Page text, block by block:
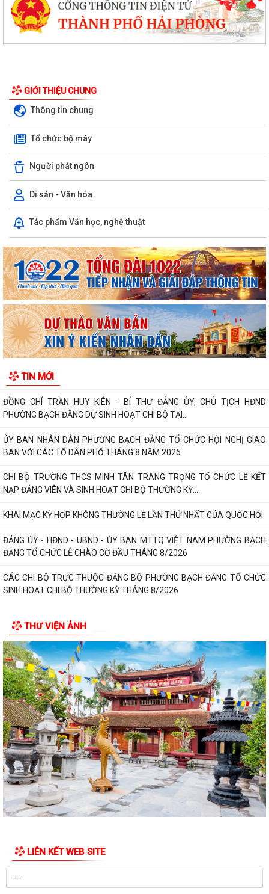
GIỚI THIỆU CHUNG
Thông tin chung
Tổ chức bộ máy
Người phát ngôn
Di sản - Văn hóa
Tác phẩm Văn học, nghệ thuật
TIN MỚI
QUYẾT SỐ 22/2026/NQ-HĐND, NGÀY 28/7/2026...
Công văn tham gia ý kiến dự thảo Nghị quyết của Hội đồng nhân dân
phường quy định nội dung chi, mức...
TIẾP TỤC THỰC HIỆN NGHIÊM CHỈ THỊ SỐ 17/CT-UBND CỦA UBND
THÀNH PHỐ HẢI PHÒNG VỀ TĂNG CƯỜNG CÔNG TÁC...
ĐẢNG ỦY PHƯỜNG BẠCH ĐẰNG HỌP TỔ CÔNG TÁC THỰC HIỆN SỐ
HÓA, TẠO LẬP DỮ LIỆU ĐẢNG VIÊN
ĐẢNG VIÊN VÀ SINH HOẠT CHI BỘ THƯỜNG KỲ...
ĐỒNG CHÍ TRẦN HUY KIÊN - BÍ THƯ ĐẢNG ỦY, CHỦ TỊCH HĐND
PHƯỜNG BẠCH ĐẰNG DỰ SINH HOẠT CHI BỘ TẠI...
ỦY BAN NHÂN DÂN PHƯỜNG BẠCH ĐẰNG TỔ CHỨC HỘI NGHỊ GIAO
BAN VỚI CÁC TỔ DÂN PHỐ THÁNG 8 NĂM 2026
CHI BỘ TRƯỜNG THCS MINH TÂN TRANG TRỌNG TỔ CHỨC LỄ KẾT
NẠP ĐẢNG VIÊN VÀ SINH HOẠT CHI BỘ THƯỜNG KỲ...
KHAI MẠC KỲ HỌP KHÔNG THƯỜNG LỆ LẦN THỨ NHẤT CỦA QUỐC HỘI
ĐẢNG ỦY - HĐND - UBND - ỦY BAN MTTQ VIỆT NAM PHƯỜNG BẠCH
ĐẰNG TỔ CHỨC LỄ CHÀO CỜ ĐẦU THÁNG 8/2026
CÁC CHI BỘ TRỰC THUỘC ĐẢNG BỘ PHƯỜNG BẠCH ĐẰNG TỔ CHỨC
SINH HOẠT CHI BỘ THƯỜNG KỲ THÁNG 8/2026
TRÊN ĐỊA BÀN THÀNH PHỐ HẢI PHÒNG
THÔNG BÁO Về việc đăng ký đội tuyển tham gia Giải Cầu lông Thiếu
niên, Nhi đồng thành phố Hải...
HỘI NGHỊ BỒI DƯỠNG, TẬP HUẤN LÝ LUẬN CHÍNH TRỊ HÈ NĂM 2026
CHO ĐỘI NGŨ CÁN BỘ QUẢN LÝ, GIÁO VIÊN...
PHƯỜNG BẠCH ĐẰNG THAM DỰ HỘI NGHỊ TẬP HUẤN TRIỂN KHAI THỦ
TỤC HÀNH CHÍNH CỦA ĐẢNG TRÊN MÔI TRƯỜNG...
ĐẢNG BỘ PHƯỜNG BẠCH ĐẰNG: TĂNG CƯỜNG CÔNG TÁC KIỂM TRA,
GIÁM SÁT VÀ KỶ LUẬT CỦA ĐẢNG TRONG 6 THÁNG...
ĐẢNG ỦY PHƯỜNG BẠCH ĐẰNG THAM DỰ HỘI NGHỊ TRỰC TUYẾN SƠ
KẾT CÔNG TÁC BÁO CÁO VIÊN THÁNG 7 NĂM 2026
THƯƠNG BINH - LIỆT SĨ (27/7/1947 -...
THÔNG BÁO Về việc niêm yết công khai hồ sơ đề nghị đăng ký đất đai,
THƯ VIỆN ẢNH
LIÊN KẾT WEB SITE